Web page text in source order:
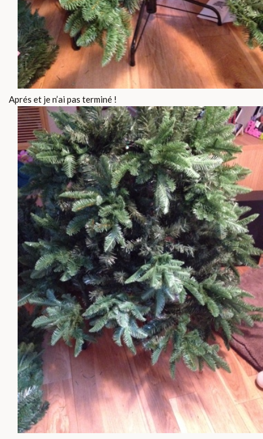
Aprés et je n’ai pas terminé !